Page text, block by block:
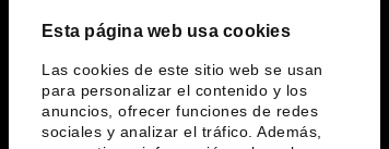
Esta página web usa cookies
Las cookies de este sitio web se usan
para personalizar el contenido y los
anuncios, ofrecer funciones de redes
sociales y analizar el tráfico. Además,